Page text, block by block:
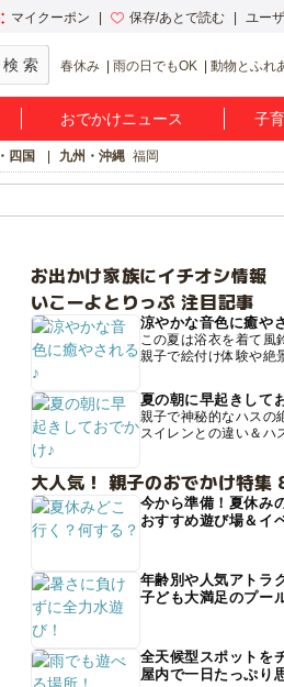
マイクーポン 保存/あとで読む ユー
春休み 雨の日でもOK 動物とふれ
おでかけニュース 子
四国 九州・沖縄 福岡
お出かけ家族にイチオシ情報
いこーよとりっぷ 注目記事
涼やかな音色に癒や
この夏は浴衣を着て風
親子で絵付け体験や絶
夏の朝に早起きして
親子で神秘的なハスの
スイレンとの違い＆ハ
大人気！ 親子のおでかけ特集
今から準備！夏休み
おすすめ遊び場＆イ
年齢別や人気アトラ
子ども大満足のプー
全天候型スポットを
屋内で一日たっぷり